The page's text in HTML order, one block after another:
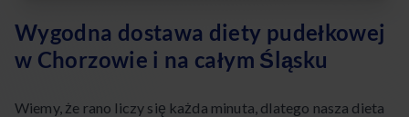
Wygodna dostawa diety pudełkowej
w Chorzowie i na całym Śląsku
Wiemy, że rano liczy się każda minuta, dlatego nasza dieta